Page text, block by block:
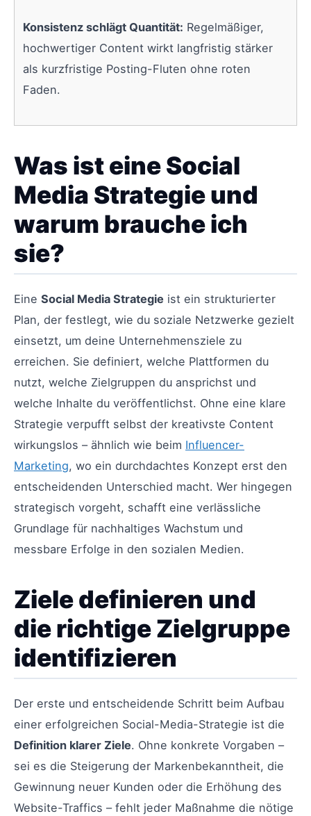
Konsistenz schlägt Quantität: Regelmäßiger,
hochwertiger Content wirkt langfristig stärker
als kurzfristige Posting-Fluten ohne roten
Faden.
Was ist eine Social
Media Strategie und
warum brauche ich
sie?
Eine Social Media Strategie ist ein strukturierter
Plan, der festlegt, wie du soziale Netzwerke gezielt
einsetzt, um deine Unternehmensziele zu
erreichen. Sie definiert, welche Plattformen du
nutzt, welche Zielgruppen du ansprichst und
welche Inhalte du veröffentlichst. Ohne eine klare
Strategie verpufft selbst der kreativste Content
wirkungslos – ähnlich wie beim Influencer-
Marketing, wo ein durchdachtes Konzept erst den
entscheidenden Unterschied macht. Wer hingegen
strategisch vorgeht, schafft eine verlässliche
Grundlage für nachhaltiges Wachstum und
messbare Erfolge in den sozialen Medien.
Ziele definieren und
die richtige Zielgruppe
identifizieren
Der erste und entscheidende Schritt beim Aufbau
einer erfolgreichen Social-Media-Strategie ist die
Definition klarer Ziele. Ohne konkrete Vorgaben –
sei es die Steigerung der Markenbekanntheit, die
Gewinnung neuer Kunden oder die Erhöhung des
Website-Traffics – fehlt jeder Maßnahme die nötige